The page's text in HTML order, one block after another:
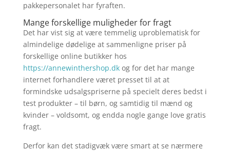
pakkepersonalet har fyraften.
Mange forskellige muligheder for fragt
Det har vist sig at være temmelig uproblematisk for
almindelige dødelige at sammenligne priser på
forskellige online butikker hos
https://annewinthershop.dkog for det har mange
internet forhandlere været presset til at at
formindske udsalgspriserne på specielt deres bedst i
test produkter – til børn, og samtidig til mænd og
kvinder – voldsomt, og endda nogle gange love gratis
fragt.
Derfor kan det stadigvæk være smart at se nærmere